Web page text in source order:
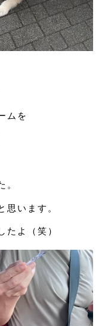
ムを
。
思います。
たよ（笑）